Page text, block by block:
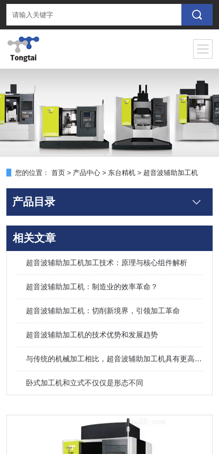
您的位置： 首页 > 产品中心 > 东台精机 > 超音波辅助加工机
产品目录
相关文章
超音波辅助加工机加工技术：原理与核心组件解析
超音波辅助加工机：制造业的效率革命？
超音波辅助加工机：切削新境界，引领加工革命
超音波辅助加工机的技术优势和发展趋势
与传统的机械加工相比，超音波辅助加工机具有更高的加工效率和更小的切削力
卧式加工机和立式不仅仅是形态不同